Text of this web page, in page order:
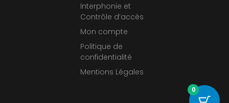
Interphonie et
Contrôle d’accès
Mon compte
Politique de
confidentialité
Mentions Légales
0
FireProtect 2 SB (CO)